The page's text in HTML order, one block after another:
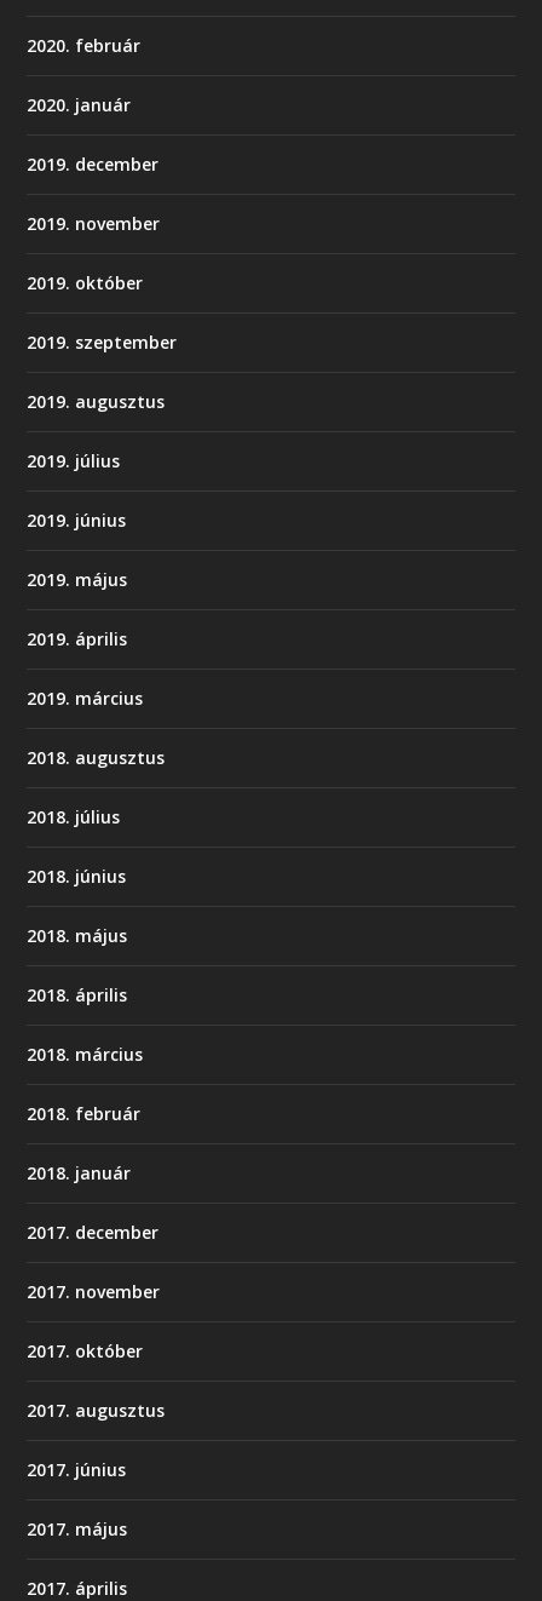
2020. február
2020. január
2019. december
2019. november
2019. október
2019. szeptember
2019. augusztus
2019. július
2019. június
2019. május
2019. április
2019. március
2018. augusztus
2018. július
2018. június
2018. május
2018. április
2018. március
2018. február
2018. január
2017. december
2017. november
2017. október
2017. augusztus
2017. június
2017. május
2017. április